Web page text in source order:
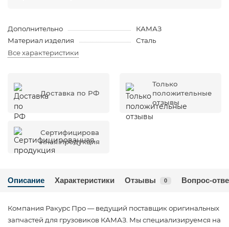
Дополнительно
КАМАЗ
Материал изделия
Сталь
Все характеристики
Доставка по РФ
Только
положительные
отзывы
Сертифицирова
нная продукция
Описание Характеристики Отзывы 0 Вопрос-
Компания Ракурс Про — ведущий поставщик оригинальных
запчастей для грузовиков КАМАЗ. Мы специализируемся на